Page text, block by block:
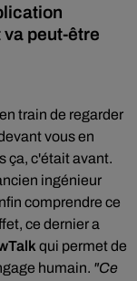
peut-être
train de regarder
vous en
ça, c'était avant.
ingénieur
comprendre ce
ce dernier a
qui permet de
humain. "Ce